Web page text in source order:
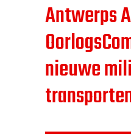
Antwerps
nieuwe